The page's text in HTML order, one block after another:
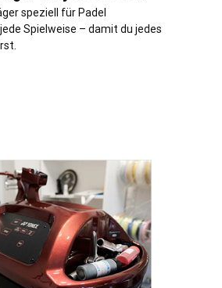
speziell für Padel
Spielweise – damit du jedes